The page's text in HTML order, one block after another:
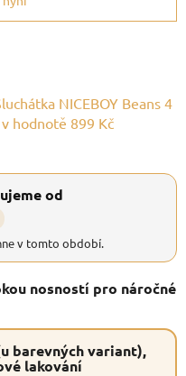
NICEBOY Beans 4
v hodnotě 899 Kč
od
v tomto období.
nosností pro náročné
barevných variant),
lakování